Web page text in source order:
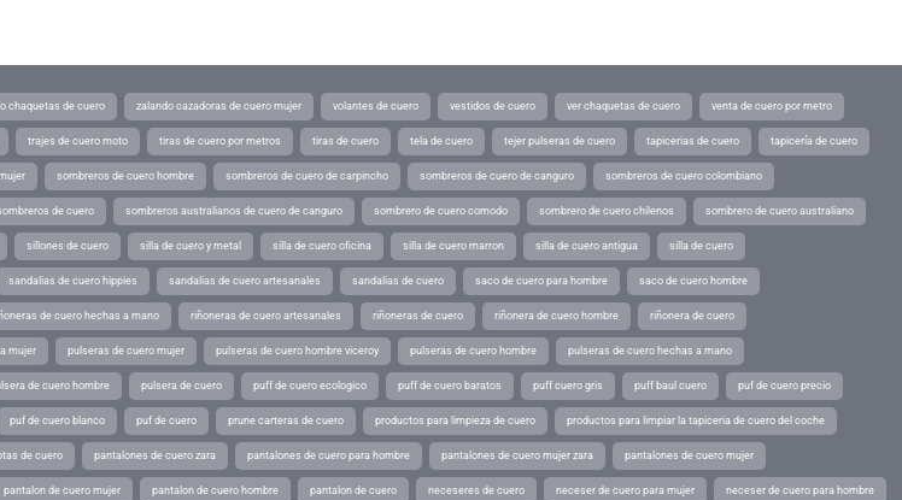
chaquetas de cuero zalando cazadoras de cuero mujer volantes de cuero vestidos de cuero ver chaquetas de cuero venta de cuero por metro
trajes de cuero moto tiras de cuero por metros tiras de cuero tela de cuero tejer pulseras de cuero tapicerias de cuero tapicería de cuero
sombreros de cuero hombre sombreros de cuero de carpincho sombreros de cuero de canguro sombreros de cuero colombiano
de cuero sombreros australianos de cuero de canguro sombrero de cuero comodo sombrero de cuero chilenos sombrero de cuero australiano
sillones de cuero silla de cuero y metal silla de cuero oficina silla de cuero marron silla de cuero antigua silla de cuero
sandalias de cuero hippies sandalias de cuero artesanales sandalias de cuero saco de cuero para hombre saco de cuero hombre
de cuero hechas a mano riñoneras de cuero artesanales riñoneras de cuero riñonera de cuero hombre riñonera de cuero
mujer pulseras de cuero mujer pulseras de cuero hombre viceroy pulseras de cuero hombre pulseras de cuero hechas a mano
de cuero hombre pulsera de cuero puff de cuero ecologico puff de cuero baratos puff cuero gris puff baul cuero puf de cuero precio
puf de cuero blanco puf de cuero prune carteras de cuero productos para limpieza de cuero productos para limpiar la tapiceria de cuero del coche
de cuero pantalones de cuero zara pantalones de cuero para hombre pantalones de cuero mujer zara pantalones de cuero mujer
pantalon de cuero mujer pantalon de cuero hombre pantalon de cuero neceseres de cuero neceser de cuero para mujer neceser de cuero para hombre